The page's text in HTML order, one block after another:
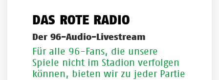
DAS ROTE RADIO
Der 96-Audio-Livestream
Für alle 96-Fans, die unsere
Spiele nicht im Stadion verfolgen
können, bieten wir zu jeder Partie